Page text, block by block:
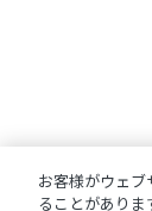
お客様がウェブ
ることがありま